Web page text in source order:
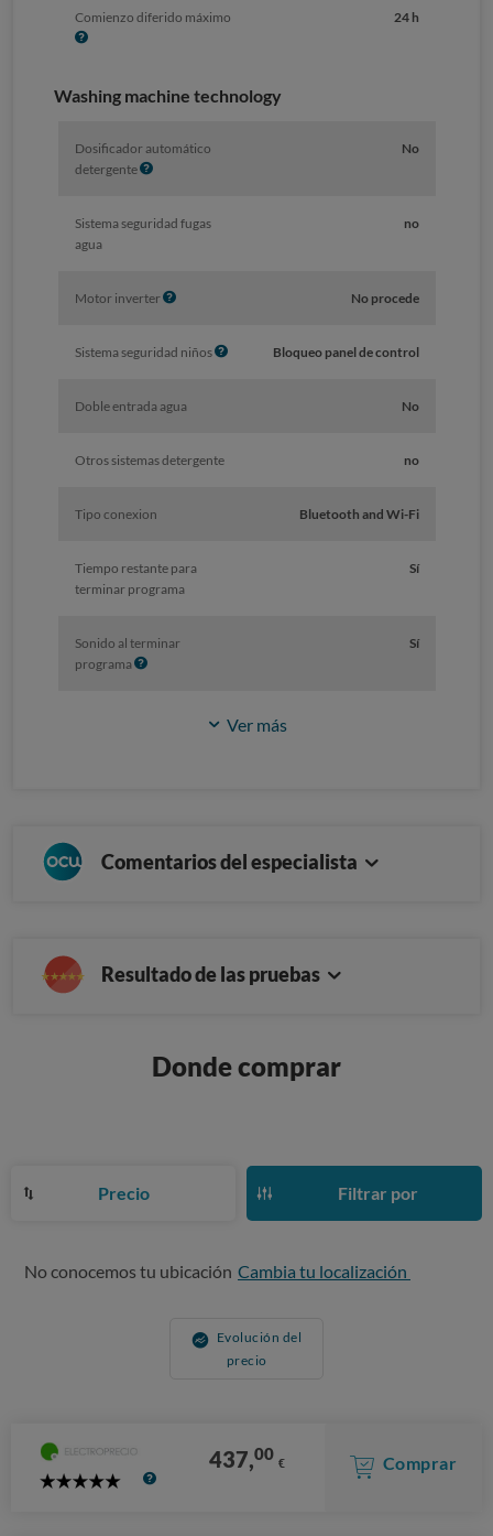
Comienzo diferido máximoI
24 h
Washing machine technology
Dosificador automático
detergenteI
o
No
Sistema seguridad fugas
agua
no
Motor inverterI
o
No procede
Sistema seguridad niñosI
Bloqueo panel de control
Doble entrada agua No
Otros sistemas detergente no
Tipo conexion Bluetooth and Wi-Fi
Tiempo restante para
terminar programa
Sí
Sonido al terminar
programa I
Sí
Ver más
Comentarios del especialista
Resultado de las pruebas
Donde comprar
Precio Filtrar por
No conocemos tu ubicación Cambia tu localización
Evolución del
precio
5
437,00 € Comprar